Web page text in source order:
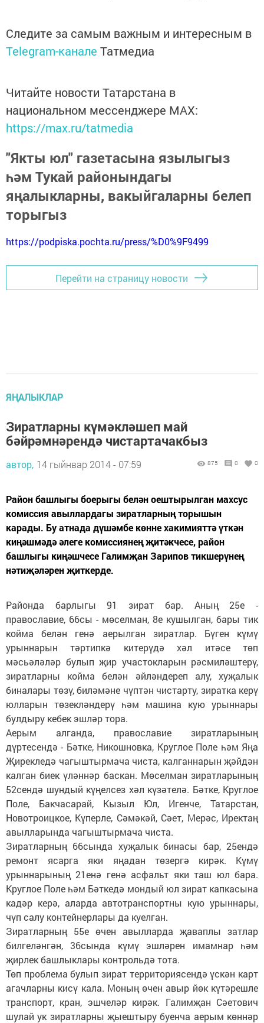
Следите за самым важным и интересным в
Telegram-канале Татмедиа
Читайте новости Татарстана в
национальном мессенджере MАХ:
https://max.ru/tatmedia
"Якты юл" газетасына язылыгыз
һәм Тукай районындагы
яңалыкларны, вакыйгаларны белеп
торыгыз
https://podpiska.pochta.ru/press/%D0%9F9499
Перейти на страницу новости
ЯҢАЛЫКЛАР
Зиратларны күмәкләшеп май
бәйрәмнәрендә чистартачакбыз
автор, 14 гыйнвар 2014 - 07:59 875 0 0
Район башлыгы боерыгы белән оештырылган махсус
комиссия авыллардагы зиратларның торышын
карады. Бу атнада дүшәмбе көнне хакимияттә үткән
киңәшмәдә әлеге комиссиянең җитәкчесе, район
башлыгы киңәшчесе Галимҗан Зарипов тикшерүнең
нәтиҗәләрен җиткерде.
Районда барлыгы 91 зират бар. Аның 25е -
православие, 66сы - мөселман, 8е кушылган, бары тик
койма белән генә аерылган зиратлар. Бүген күмү
урыннарын тәртипкә китерүдә хәл итәсе төп
мәсьәләләр булып җир участокларын рәсмиләштерү,
зиратларны койма белән әйләндереп алу, хуҗалык
биналары төзү, биләмәне чүптән чистарту, зиратка керү
юлларын төзекләндерү һәм машина кую урыннары
булдыру кебек эшләр тора.
Аерым алганда, православие зиратларының
дүртесендә - Бәтке, Никошновка, Круглое Поле һәм Яңа
Җирекледә чагыштырмача чиста, калганнарын җәйдән
калган биек үләннәр баскан. Мөселман зиратларының
52сендә шундый күңелсез хәл күзәтелә. Бәтке, Круглое
Поле, Бакчасарай, Кызыл Юл, Игенче, Татарстан,
Новотроицкое, Күперле, Сәмәкәй, Сәет, Мерәс, Иректаң
авылларында чагыштырмача чиста.
Зиратларның 66сында хуҗалык бинасы бар, 25ендә
ремонт ясарга яки яңадан төзергә кирәк. Күмү
урыннарының 21енә генә асфальт яки таш юл бара.
Круглое Поле һәм Бәткедә мондый юл зират капкасына
кадәр керә, аларда автотранспортны кую урыннары,
чүп салу контейнерлары да куелган.
Зиратларның 55е өчен авылларда җаваплы затлар
билгеләнгән, 36сында күмү эшләрен имамнар һәм
җирлек башлыклары контрольдә тота.
Төп проблема булып зират территориясендә үскән карт
агачларны кисү кала. Моның өчен авыр йөк күтәрешле
транспорт, кран, эшчеләр кирәк. Галимҗан Сәетович
шулай ук зиратларны җыештыру буенча аерым көннәр